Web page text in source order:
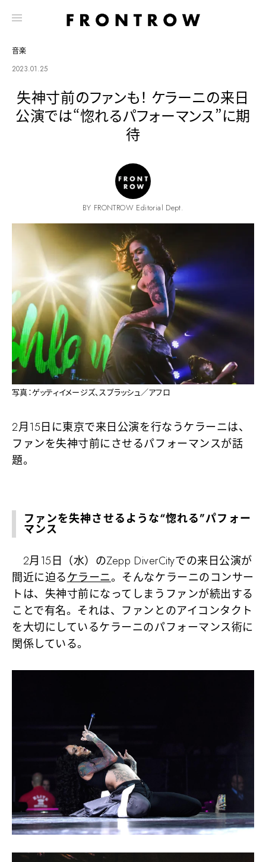
音楽
2023.01.25
失神寸前のファンも！ ケラーニの来日
公演では“惚れるパフォーマンス”に期
待
BY FRONTROW Editorial Dept.
写真：ゲッティイメージズ、スプラッシュ／アフロ
2月15日に東京で来日公演を行なうケラーニは、
ファンを失神寸前にさせるパフォーマンスが話
題。
ファンを失神させるような“惚れる”パフォー
マンス
2月15日（水）のZepp DiverCityでの来日公演が
間近に迫るケラーニ。そんなケラーニのコンサー
トは、失神寸前になってしまうファンが続出する
ことで有名。それは、ファンとのアイコンタクト
を大切にしているケラーニのパフォーマンス術に
関係している。